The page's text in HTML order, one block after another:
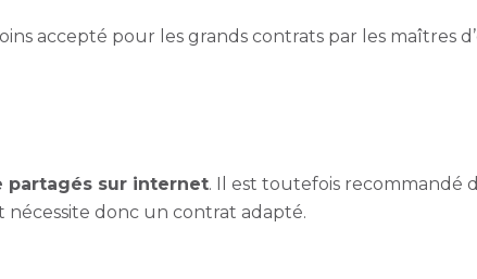
accepté pour les grands contrats par les maîtres
partagés sur internet. Il est toutefois recommandé
donc un contrat adapté.